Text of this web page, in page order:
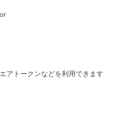
アトークンなどを利用できます